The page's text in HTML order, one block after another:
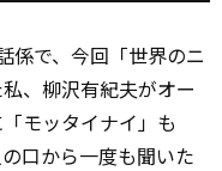
係で、今回「世界のニ
、柳沢有紀夫がオー
モッタイナイ」も
口から一度も聞いた